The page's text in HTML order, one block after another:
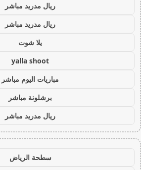
ريال مدريد مباشر
ريال مدريد مباشر
يلا شوت
yalla shoot
مباريات اليوم مباشر
برشلونة مباشر
ريال مدريد مباشر
سطحة الرياض